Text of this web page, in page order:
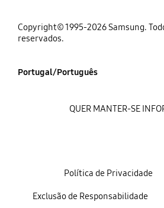
Copyright© 1995-2026 Samsung.
reservados.
Portugal/Português
Política de Privacidade
Exclusão de Responsabilidade
QUER MANTER-SE